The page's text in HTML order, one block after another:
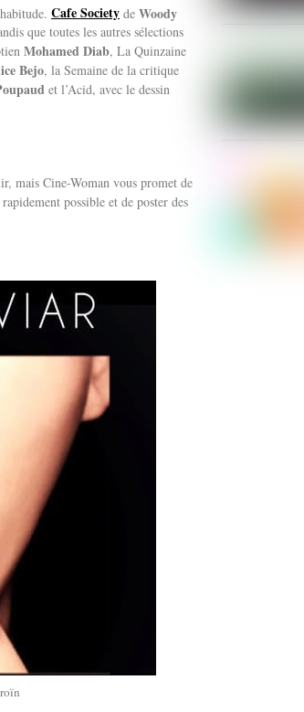
Cafe Society de Woody
que toutes les autres sélections
Mohamed Diab, La Quinzaine
Bejo, la Semaine de la critique
et l’Acid, avec le dessin
mais Cine-Woman vous promet de
possible et de poster des